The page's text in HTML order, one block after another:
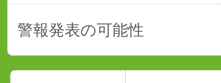
警報発表の可能性